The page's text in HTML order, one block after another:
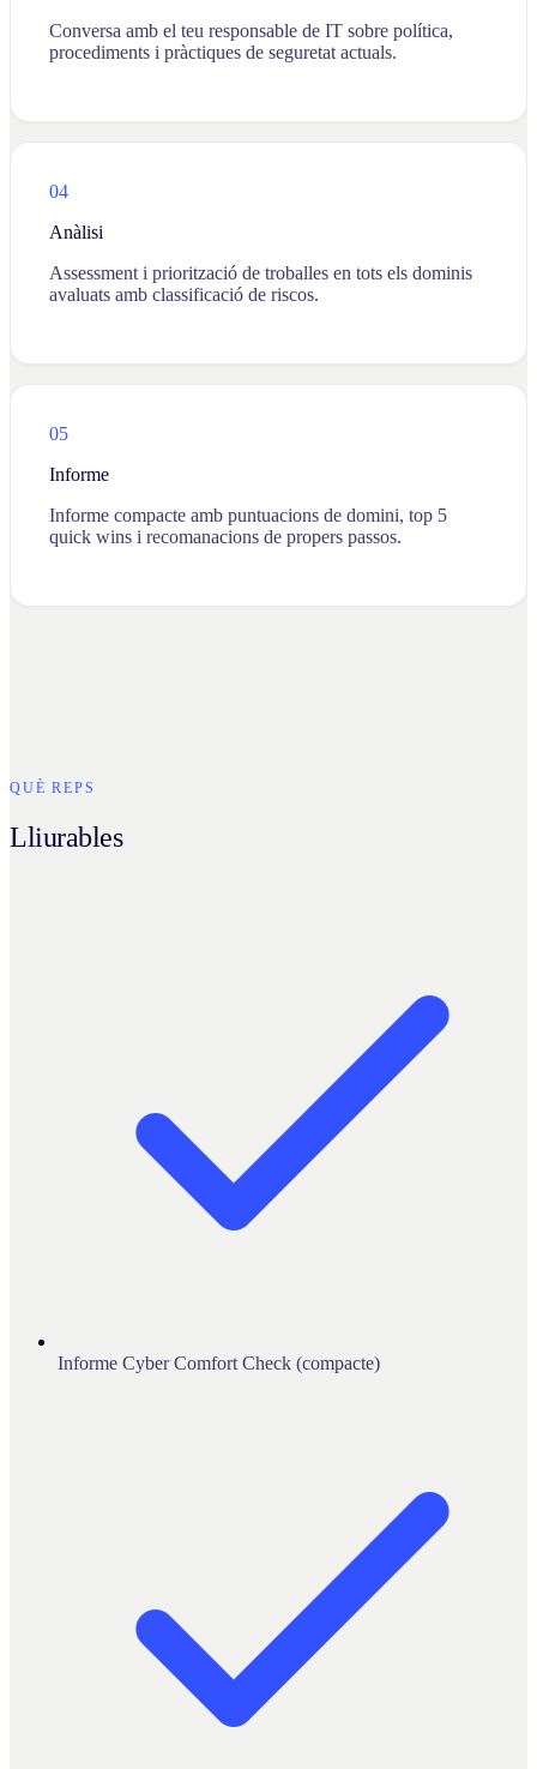
Conversa amb el teu responsable de IT sobre política,
procediments i pràctiques de seguretat actuals.
04
Anàlisi
Assessment i priorització de troballes en tots els dominis
avaluats amb classificació de riscos.
05
Informe
Informe compacte amb puntuacions de domini, top 5
quick wins i recomanacions de propers passos.
QUÈ REPS
Lliurables
Informe Cyber Comfort Check (compacte)